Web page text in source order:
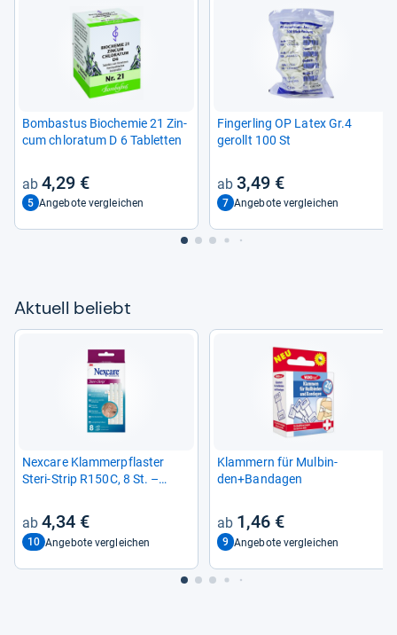
Bom­bas­tus Bio­che­mie 21 Zin­
cum chlo­ra­tum D 6 Tablet­ten
4,29 €
5 Angebote vergleichen
Fin­ger­ling OP Latex Gr.4
gerollt 100 St
3,49 €
7 Angebote vergleichen
Aktu­ell beliebt
Nex­care Klam­mer­pflas­ter
Steri-​Strip R150C, 8 St. –
4,34 €
10 Angebote vergleichen
Klam­mern für Mul­bin­
den+Ban­da­gen
1,46 €
9 Angebote vergleichen